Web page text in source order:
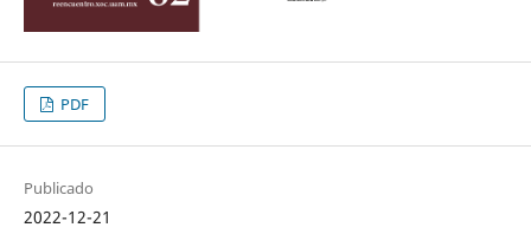
PDF
Publicado
2022-12-21